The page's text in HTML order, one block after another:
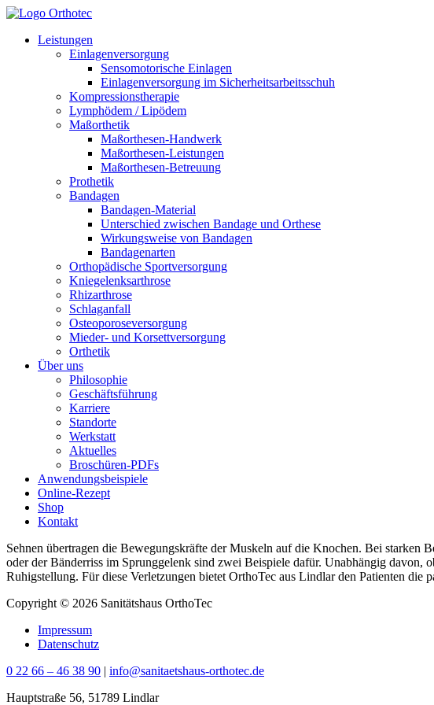
Leistungen
Einlagenversorgung
Sensomotorische Einlagen
Einlagenversorgung im Sicherheitsarbeitsschuh
Kompressionstherapie
Lymphödem / Lipödem
Maßorthetik
Maßorthesen-Handwerk
Maßorthesen-Leistungen
Maßorthesen-Betreuung
Prothetik
Bandagen
Bandagen-Material
Unterschied zwischen Bandage und Orthese
Wirkungsweise von Bandagen
Bandagenarten
Orthopädische Sportversorgung
Kniegelenksarthrose
Rhizarthrose
Schlaganfall
Osteoporoseversorgung
Mieder- und Korsettversorgung
Orthetik
Über uns
Philosophie
Geschäftsführung
Karriere
Standorte
Werkstatt
Aktuelles
Broschüren-PDFs
Anwendungsbeispiele
Online-Rezept
Shop
Kontakt
Sehnen übertragen die Bewegungskräfte der Muskeln auf die Knochen. Bei starken
oder der Bänderriss im Sprunggelenk sind zwei Beispiele dafür. Unabhängig davon,
Ruhigstellung. Für diese Verletzungen bietet OrthoTec aus Lindlar den Patienten die
Copyright © 2026 Sanitätshaus OrthoTec
Impressum
Datenschutz
0 22 66 – 46 38 90 | info@sanitaetshaus-orthotec.de
Hauptstraße 56, 51789 Lindlar